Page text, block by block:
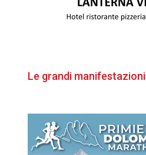
Le grandi manifestazioni